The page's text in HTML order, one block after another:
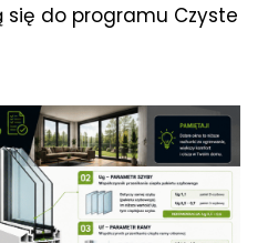
się do programu Czyste